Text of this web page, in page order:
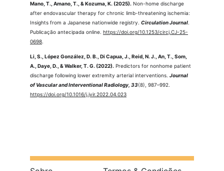
Mano, T., Amano, T., & Kozuma, K. (2025). Non-home discharge
after endovascular therapy for chronic limb-threatening ischemia:
Insights from a Japanese nationwide registry. Circulation Journal.
Publicação antecipada online. https://doi.org/10.1253/circj.CJ-25-
0698.
Li, S., López González, D. B., Di Capua, J., Reid, N. J., An, T., Som,
A., Daye, D., & Walker, T. G. (2022). Predictors for nonhome patient
discharge following lower extremity arterial interventions. Journal
of Vascular and Interventional Radiology, 33(8), 987–992.
https://doi.org/10.1016/j.jvir.2022.04.023